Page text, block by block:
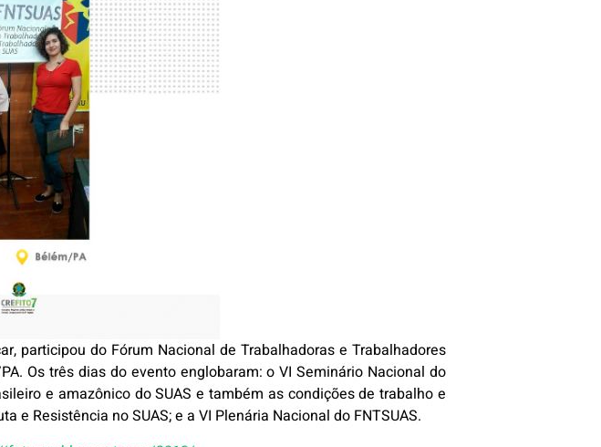
participou do Fórum Nacional de Trabalhadoras e Trabalhadores
Os três dias do evento englobaram: o VI Seminário Nacional do
e amazônico do SUAS e também as condições de trabalho e
e Resistência no SUAS; e a VI Plenária Nacional do FNTSUAS.